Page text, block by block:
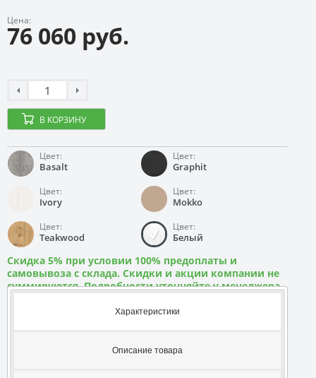
Цена:
76 060 руб.
В КОРЗИНУ
Цвет:
Basalt
Цвет:
Graphit
Цвет:
Ivory
Цвет:
Mokko
Цвет:
Teakwood
Цвет:
Белый
Скидка 5% при условии 100% предоплаты и
самовывоза с склада. Скидки и акции компании не
суммируются. Подробности уточняйте у менеджера
Характеристики
Описание товара